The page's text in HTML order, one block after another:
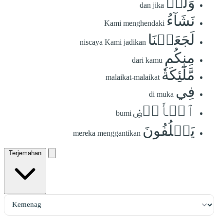
dan jika
نَشَآءُ Kami menghendaki
لَجَعَلۡنَا niscaya Kami jadikan
مِنكُم dari kamu
مَّلَٰٓئِكَةٗ malaikat-malaikat
فِي di muka
ٱلۡأَرۡضِ bumi
يَخۡلُفُونَ mereka menggantikan
Terjemahan